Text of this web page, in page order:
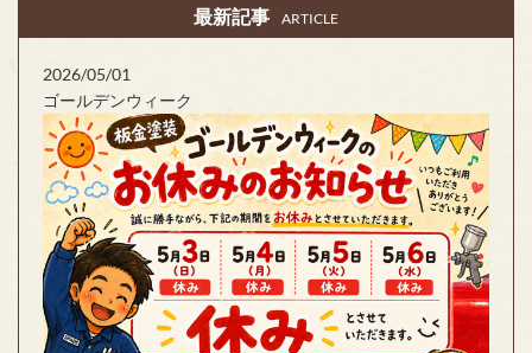
最新記事 ARTICLE
2026/05/01
ゴールデンウィーク